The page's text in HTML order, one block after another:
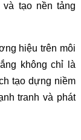
tạo nền tảng
hiệu trên môi
không chỉ là
tạo dựng niềm
tranh và phát